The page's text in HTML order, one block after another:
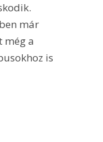
már
még a
is